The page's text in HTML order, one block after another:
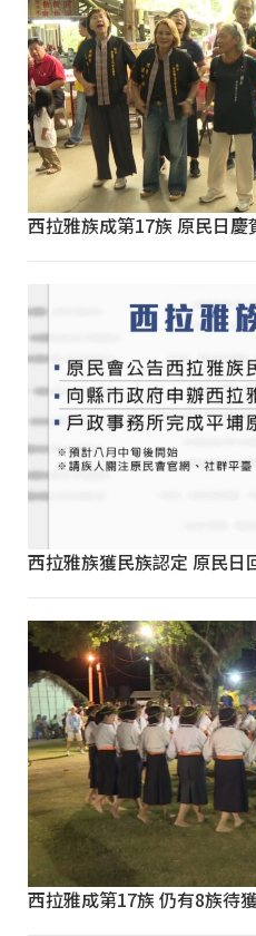
西拉雅族成第17族 原民日慶
西拉雅族獲民族認定 原民日
西拉雅成第17族 仍有8族待